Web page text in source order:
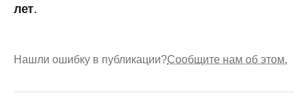
лет.
Нашли ошибку в публикации?Сообщите нам об этом.